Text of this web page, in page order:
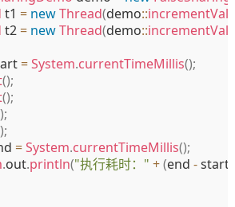
t1 = newThread(demo::
t2 = newThread(demo::
=System.currentTimeMillis();
();
();
);
);
=System.currentTimeMillis();
.out.println("执行耗时：" +(end - start